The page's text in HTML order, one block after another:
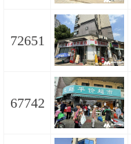
72651
67742